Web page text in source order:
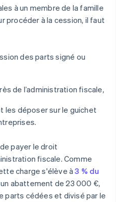
à un membre de la famille
procéder à la cession, il faut
des parts signé ou
de l’administration fiscale,
les déposer sur le guichet
payer le droit
fiscale. Comme
charge s'élève à3 % du
abattement de 23 000 €,
parts cédées et divisé par le